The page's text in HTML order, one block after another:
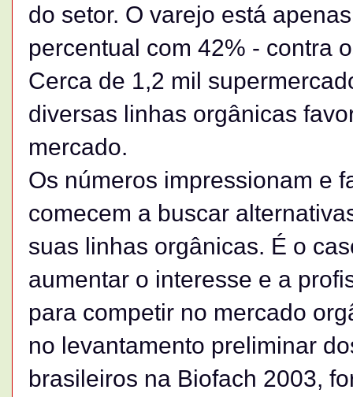
do setor. O varejo está
percentual com 42% - contra
Cerca de 1,2 mil
diversas linhas orgânicas
mercado.
Os números impressionam e
comecem a buscar
suas linhas orgânicas. É o
aumentar o interesse e a
para competir no mercado
no levantamento preliminar
brasileiros na Biofach 2003,